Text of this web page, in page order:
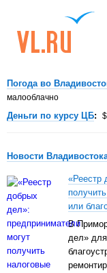
Погода во
малооблачно
Деньги по курсу ЦБ
Новости
«Реестр
или
В
дел»